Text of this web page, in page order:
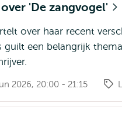
'De zangvogel'
over haar recent
guilt een belangrijk
2026, 20:00 - 21:15